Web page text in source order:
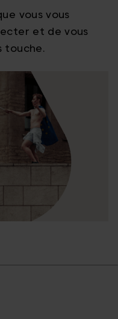
vous vous
et de vous
touche.